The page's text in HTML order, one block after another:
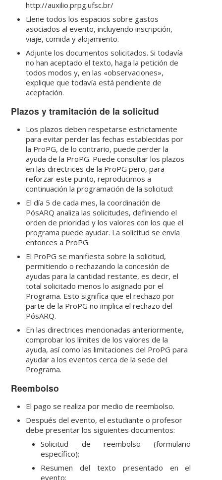
http://auxilio.prpg.ufsc.br/
Llene todos los espacios sobre gastos
asociados al evento, incluyendo inscripción,
viaje, comida y alojamiento.
Adjunte los documentos solicitados. Si todavía
no han aceptado el texto, haga la petición de
todos modos y, en las «observaciones»,
explique que todavía está pendiente de
aceptación.
Plazos y tramitación de la solicitud
Los plazos deben respetarse estrictamente
para evitar perder las fechas establecidas por
la ProPG, de lo contrario, puede perder la
ayuda de la ProPG. Puede consultar los plazos
en las directrices de la ProPG pero, para
reforzar este punto, reproducimos a
continuación la programación de la solicitud:
El día 5 de cada mes, la coordinación de
PósARQ analiza las solicitudes, definiendo el
orden de prioridad y los valores con los que el
programa puede ayudar. La solicitud se envía
entonces a ProPG.
El ProPG se manifiesta sobre la solicitud,
permitiendo o rechazando la concesión de
ayudas para la cantidad restante, es decir, el
total solicitado menos lo asignado por el
Programa. Esto significa que el rechazo por
parte de la ProPG no implica el rechazo del
PósARQ.
En las directrices mencionadas anteriormente,
comprobar los límites de los valores de la
ayuda, así como las limitaciones del ProPG para
ayudar a los eventos cerca de la sede del
Programa.
Reembolso
El pago se realiza por medio de reembolso.
Después del evento, el estudiante o profesor
debe presentar los siguientes documentos:
Solicitud de reembolso (formulario
específico);
Resumen del texto presentado en el
evento;